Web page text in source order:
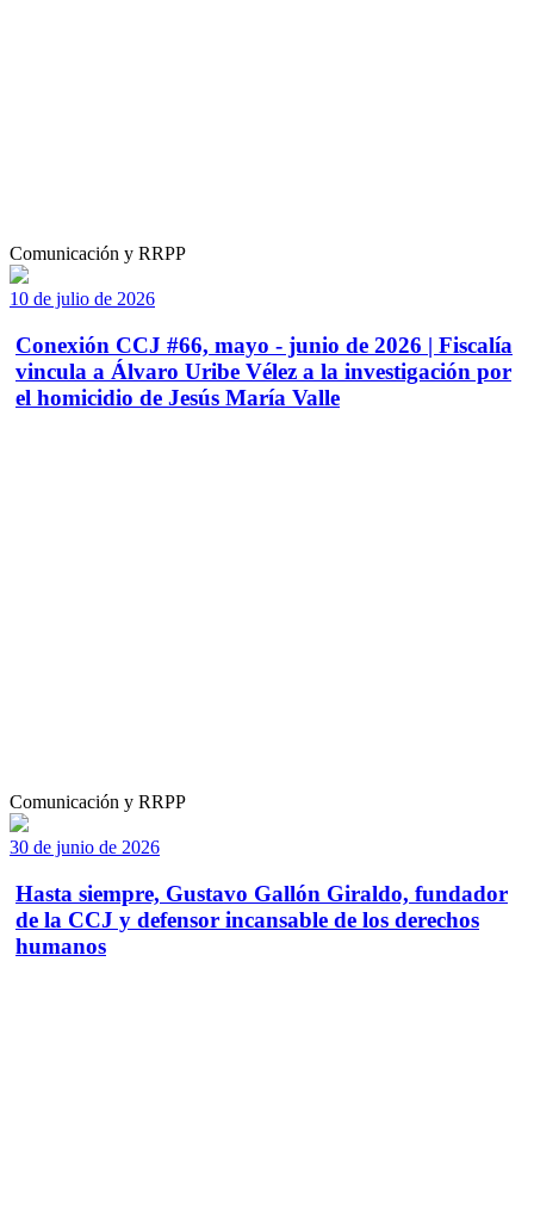
Comunicación y RRPP
10 de julio de 2026
Conexión CCJ #66, mayo - junio de 2026 | Fiscalía
vincula a Álvaro Uribe Vélez a la investigación por
el homicidio de Jesús María Valle
Comunicación y RRPP
30 de junio de 2026
Hasta siempre, Gustavo Gallón Giraldo, fundador
de la CCJ y defensor incansable de los derechos
humanos